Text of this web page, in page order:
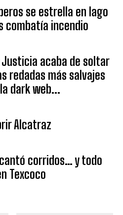
se estrella en lago
combatía incendio
Justicia acaba de soltar
redadas más salvajes
dark web...
Alcatraz
cantó corridos… y todo
Texcoco